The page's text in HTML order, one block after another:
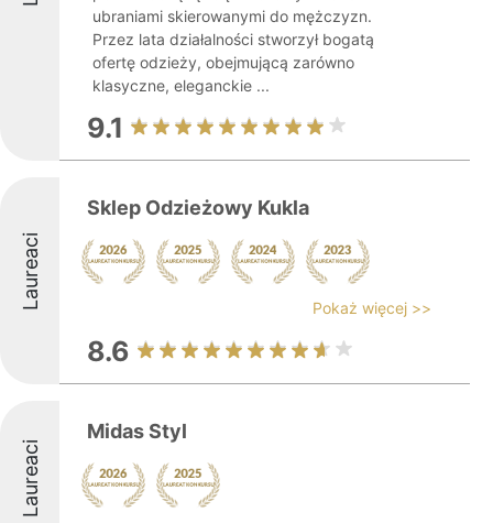
ubraniami skierowanymi do mężczyzn.
Przez lata działalności stworzył bogatą
ofertę odzieży, obejmującą zarówno
klasyczne, eleganckie ...
9.1
Laureaci
Sklep Odzieżowy Kukla
Pokaż więcej >>
8.6
Laureaci
Midas Styl